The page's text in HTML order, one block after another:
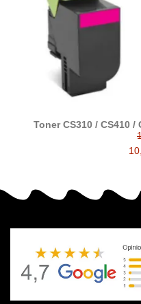
Toner CS310 / CS410
70C2HK0 /